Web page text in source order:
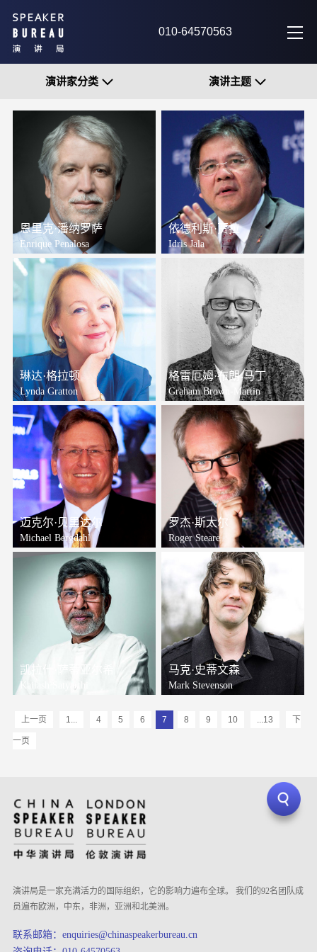
010-64570563
演讲家分类 演讲主题
恩里克·潘纳罗萨
Enrique Penalosa
依德利斯·贾拉
Idris Jala
琳达·格拉顿
Lynda Gratton
格雷厄姆·布朗-马丁
Graham Brown-Martin
迈克尔·贝里达尔
Michael Bergdahl
罗杰·斯太尔
Roger Steare
凯拉什·萨蒂亚尔希
Kailash Satyarthi
马克·史蒂文森
Mark Stevenson
上一页 1... 4 5 6 7 8 9 10 ...13 下
一页
演讲局是一家充满活力的国际组织，它的影响力遍布全球。 我们的92名团队成
员遍布欧洲，中东，非洲，亚洲和北美洲。
联系邮箱：enquiries@chinaspeakerbureau.cn